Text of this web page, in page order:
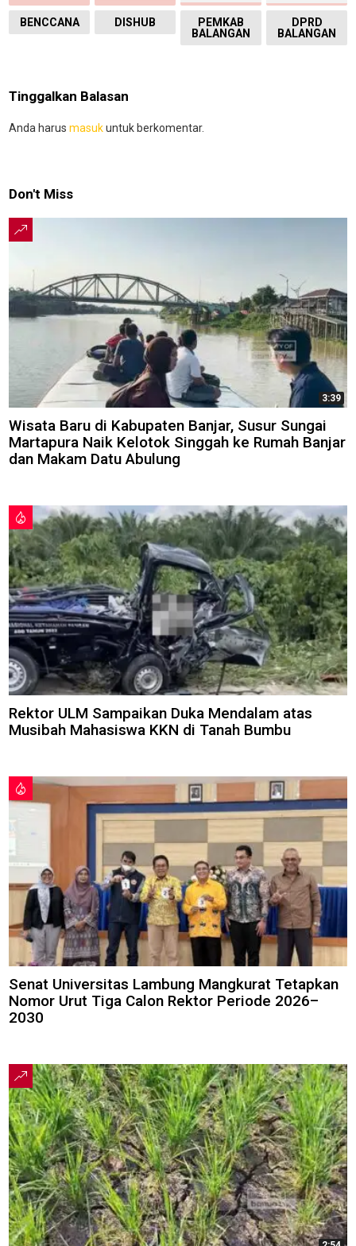
BENCCANA DISHUB
PEMKAB
BALANGAN
DPRD
BALANGAN
Tinggalkan Balasan
Anda harus masukuntuk berkomentar.
Don't Miss
3:39
Wisata Baru di Kabupaten Banjar, Susur Sungai
Martapura Naik Kelotok Singgah ke Rumah Banjar
dan Makam Datu Abulung
Rektor ULM Sampaikan Duka Mendalam atas
Musibah Mahasiswa KKN di Tanah Bumbu
Senat Universitas Lambung Mangkurat Tetapkan
Nomor Urut Tiga Calon Rektor Periode 2026–
2030